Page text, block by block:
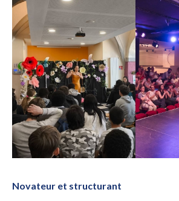
Novateur et structurant